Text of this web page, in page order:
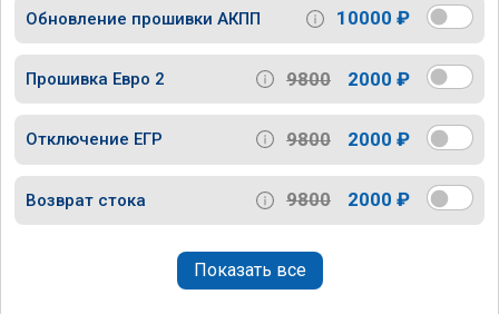
Обновление прошивки АКПП 10000 ₽
Прошивка Евро 2 9800 2000 ₽
Отключение ЕГР 9800 2000 ₽
Возврат стока 9800 2000 ₽
Показать все